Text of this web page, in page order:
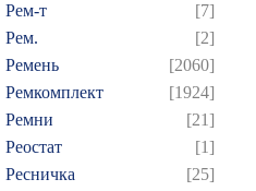
Рем-т
[7]
Рем.
[2]
Ремень
[2060]
Ремкомплект
[1924]
Ремни
[21]
Реостат
[1]
Ресничка
[25]